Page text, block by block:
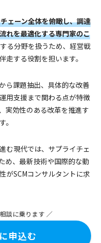
ェーン全体を俯瞰し、調達
れを最適化する専門家のこ
る分野を扱うため、経営戦
走する役割を担います。
ら課題抽出、具体的な改善
用支援まで関わる点が特徴
実効性のある改革を推進す
。
む現代では、サプライチェ
め、最新技術や国際的な動
がSCMコンサルタントに求
談に乗ります ／
申込む